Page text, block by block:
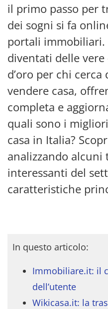
il primo passo per
dei sogni si fa
portali immobiliari.
diventati delle
d’oro per chi
vendere casa,
completa e
quali sono i
casa in Italia?
analizzando
interessanti del
caratteristiche
In questo articolo:
Immobiliare.it: il
dell’utente
Wikicasa.it: la